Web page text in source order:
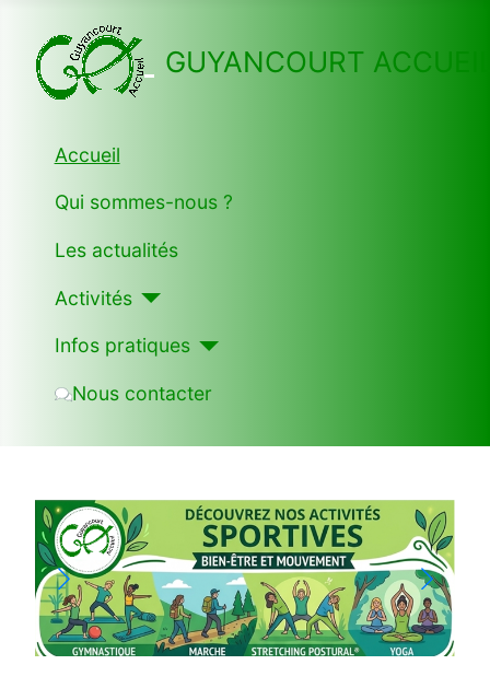
GUYANCOURT
Accueil
Qui sommes-nous ?
Les actualités
Activités
Infos pratiques
Nous contacter